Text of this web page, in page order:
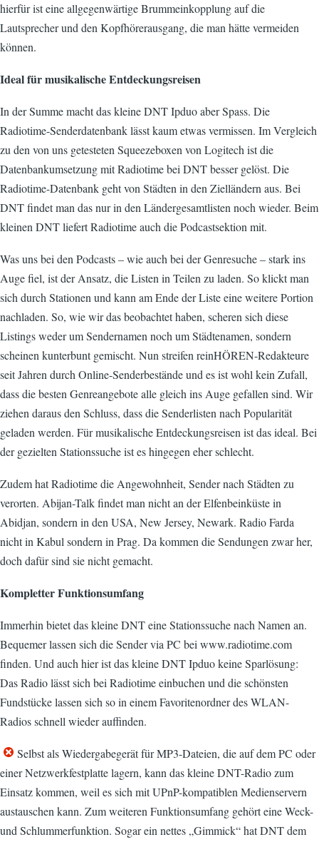
hierfür ist eine allgegenwärtige Brummeinkopplung auf die
Lautsprecher und den Kopfhörerausgang, die man hätte vermeiden
können.
Ideal für musikalische Entdeckungsreisen
In der Summe macht das kleine DNT Ipduo aber Spass. Die
Radiotime-Senderdatenbank lässt kaum etwas vermissen. Im Vergleich
zu den von uns getesteten Squeezeboxen von Logitech ist die
Datenbankumsetzung mit Radiotime bei DNT besser gelöst. Die
Radiotime-Datenbank geht von Städten in den Zielländern aus. Bei
DNT findet man das nur in den Ländergesamtlisten noch wieder. Beim
kleinen DNT liefert Radiotime auch die Podcastsektion mit.
Was uns bei den Podcasts – wie auch bei der Genresuche – stark ins
Auge fiel, ist der Ansatz, die Listen in Teilen zu laden. So klickt man
sich durch Stationen und kann am Ende der Liste eine weitere Portion
nachladen. So, wie wir das beobachtet haben, scheren sich diese
Listings weder um Sendernamen noch um Städtenamen, sondern
scheinen kunterbunt gemischt. Nun streifen reinHÖREN-Redakteure
seit Jahren durch Online-Senderbestände und es ist wohl kein Zufall,
dass die besten Genreangebote alle gleich ins Auge gefallen sind. Wir
ziehen daraus den Schluss, dass die Senderlisten nach Popularität
geladen werden. Für musikalische Entdeckungsreisen ist das ideal. Bei
der gezielten Stationssuche ist es hingegen eher schlecht.
Zudem hat Radiotime die Angewohnheit, Sender nach Städten zu
verorten. Abijan-Talk findet man nicht an der Elfenbeinküste in
Abidjan, sondern in den USA, New Jersey, Newark. Radio Farda
nicht in Kabul sondern in Prag. Da kommen die Sendungen zwar her,
doch dafür sind sie nicht gemacht.
Kompletter Funktionsumfang
Immerhin bietet das kleine DNT eine Stationssuche nach Namen an.
Bequemer lassen sich die Sender via PC bei www.radiotime.com
finden. Und auch hier ist das kleine DNT Ipduo keine Sparlösung:
Das Radio lässt sich bei Radiotime einbuchen und die schönsten
Fundstücke lassen sich so in einem Favoritenordner des WLAN-
Radios schnell wieder auffinden.
Selbst als Wiedergabegerät für MP3-Dateien, die auf dem PC oder
einer Netzwerkfestplatte lagern, kann das kleine DNT-Radio zum
Einsatz kommen, weil es sich mit UPnP-kompatiblen Medienservern
austauschen kann. Zum weiteren Funktionsumfang gehört eine Weck-
und Schlummerfunktion. Sogar ein nettes „Gimmick“ hat DNT dem